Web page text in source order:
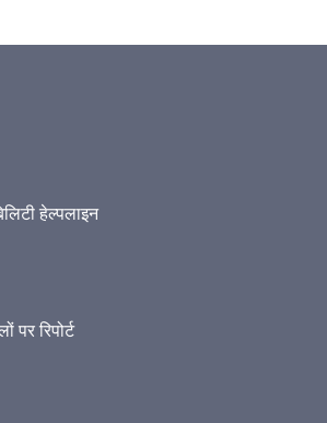
हेल्पलाइन
पर रिपोर्ट